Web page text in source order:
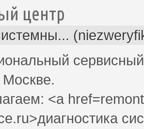
центр
Москве.
<a